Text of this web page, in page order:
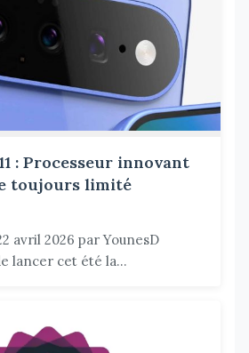
: Processeur innovant
toujours limité
avril 2026 par YounesD
lancer cet été la...